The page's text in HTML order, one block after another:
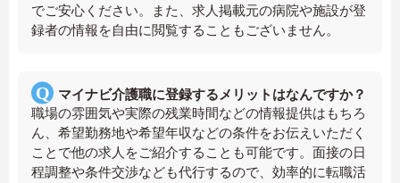
でご安心ください。また、求人掲載元の病院や施設が登
録者の情報を自由に閲覧することもございません。
マイナビ介護職に登録するメリットはなんですか？
職場の雰囲気や実際の残業時間などの情報提供はもちろ
ん、希望勤務地や希望年収などの条件をお伝えいただく
ことで他の求人をご紹介することも可能です。面接の日
程調整や条件交渉なども代行するので、効率的に転職活